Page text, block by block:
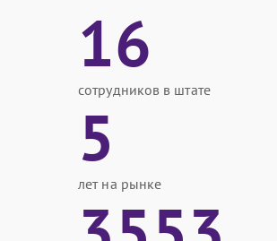
16
сотрудников в штате
5
лет на рынке